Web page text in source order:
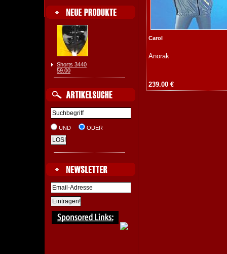
Shorts 3440
59.00
UND ODER
Carol
Anorak
239.00 €